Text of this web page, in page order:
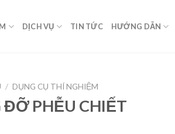
DỊCH VỤ TIN TỨC HƯỚNG DẪN
/ DỤNG CỤ THÍ NGHIỆM
ĐỠ PHỄU CHIẾT